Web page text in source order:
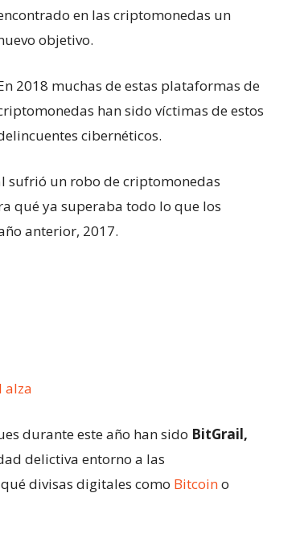
en las criptomonedas un
objetivo.
2018 muchas de estas plataformas de
han sido víctimas de estos
cibernéticos.
sufrió un robo de criptomonedas
qué ya superaba todo lo que los
anterior, 2017.
alza
durante este año han sido BitGrail,
delictiva entorno a las
divisas digitales como Bitcoino